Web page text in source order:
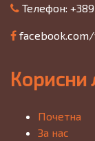
Телефон:
Корисни
Почетна
За нас